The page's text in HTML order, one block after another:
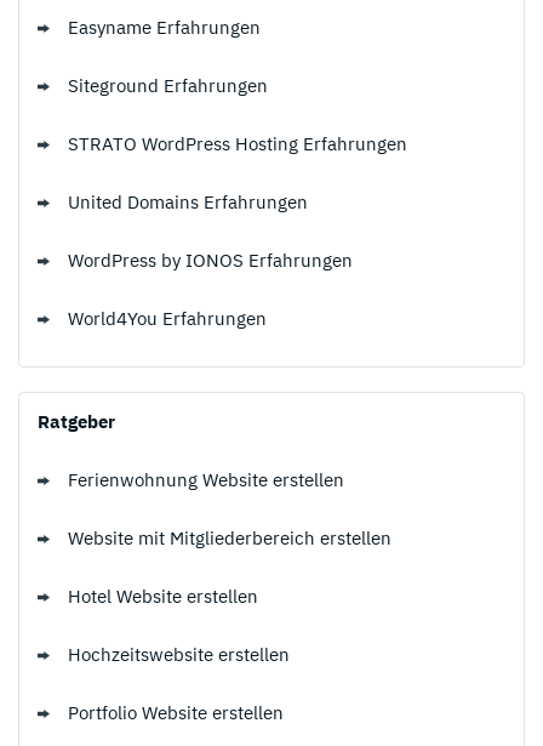
Easyname Erfahrungen
Siteground Erfahrungen
STRATO WordPress Hosting Erfahrungen
United Domains Erfahrungen
WordPress by IONOS Erfahrungen
World4You Erfahrungen
Ratgeber
Ferienwohnung Website erstellen
Website mit Mitgliederbereich erstellen
Hotel Website erstellen
Hochzeitswebsite erstellen
Portfolio Website erstellen